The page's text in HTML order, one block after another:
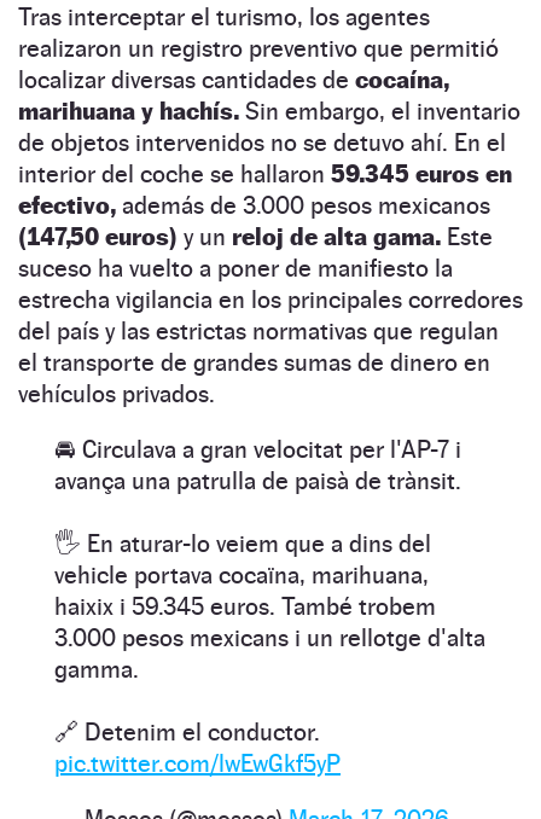
Tras interceptar el turismo, los agentes
realizaron un registro preventivo que permitió
localizar diversas cantidades de cocaína,
marihuana y hachís. Sin embargo, el inventario
de objetos intervenidos no se detuvo ahí. En el
interior del coche se hallaron 59.345 euros en
efectivo, además de 3.000 pesos mexicanos
(147,50 euros) y un reloj de alta gama. Este
suceso ha vuelto a poner de manifiesto la
estrecha vigilancia en los principales corredores
del país y las estrictas normativas que regulan
el transporte de grandes sumas de dinero en
vehículos privados.
🚘 Circulava a gran velocitat per l'AP-7 i
avança una patrulla de paisà de trànsit.
🖐️ En aturar-lo veiem que a dins del
vehicle portava cocaïna, marihuana,
haixix i 59.345 euros. També trobem
3.000 pesos mexicans i un rellotge d'alta
gamma.
🔗 Detenim el conductor.
pic.twitter.com/lwEwGkf5yP